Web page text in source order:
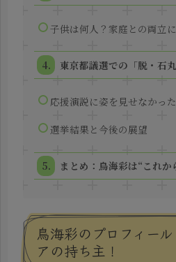
子供は何人？家庭との両立に
東京都議選での「脱・石
応援演説に姿を見せなかっ
選挙結果と今後の展望
まとめ：鳥海彩は“これか
鳥海彩のプロフィー
アの持ち主！